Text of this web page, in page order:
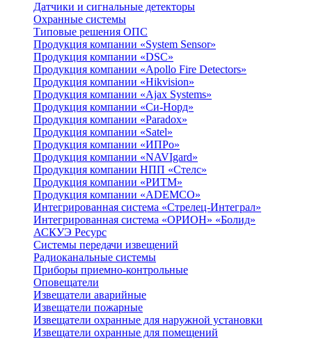
Датчики и сигнальные детекторы
Охранные системы
Типовые решения ОПС
Продукция компании «System Sensor»
Продукция компании «DSC»
Продукция компании «Apollo Fire Detectors»
Продукция компании «Hikvision»
Продукция компании «Ajax Systems»
Продукция компании «Си-Норд»
Продукция компании «Paradox»
Продукция компании «Satel»
Продукция компании «ИПРо»
Продукция компании «NAVIgard»
Продукция компании НПП «Стелс»
Продукция компании «РИТМ»
Продукция компании «ADEMCO»
Интегрированная система «Стрелец-Интеграл»
Интегрированная система «ОРИОН» «Болид»
АСКУЭ Ресурс
Системы передачи извещений
Радиоканальные системы
Приборы приемно-контрольные
Оповещатели
Извещатели аварийные
Извещатели пожарные
Извещатели охранные для наружной установки
Извещатели охранные для помещений